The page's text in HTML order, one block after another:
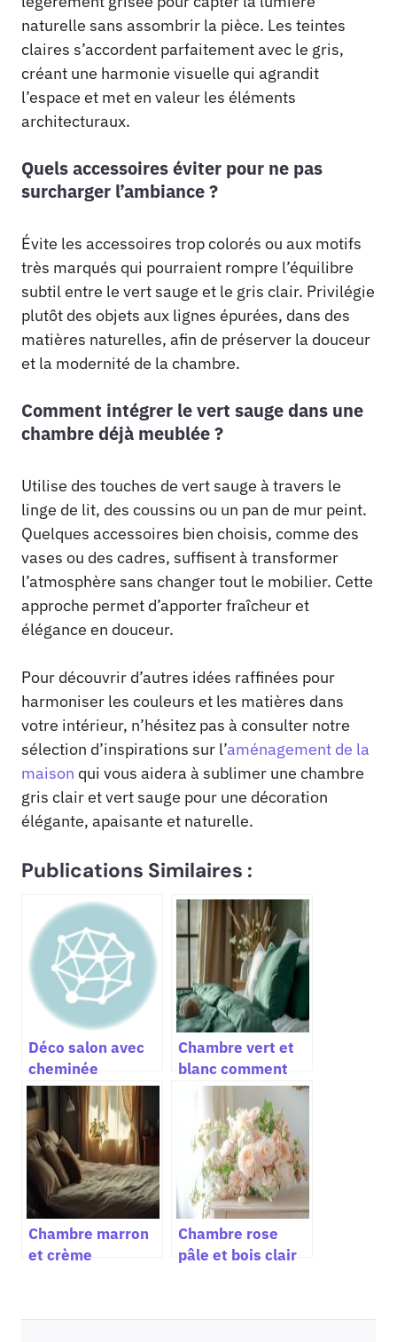
naturelle sans assombrir la pièce. Les teintes
claires s’accordent parfaitement avec le gris,
créant une harmonie visuelle qui agrandit
l’espace et met en valeur les éléments
architecturaux.
Quels accessoires éviter pour ne pas
surcharger l’ambiance ?
Évite les accessoires trop colorés ou aux motifs
très marqués qui pourraient rompre l’équilibre
subtil entre le vert sauge et le gris clair. Privilégie
plutôt des objets aux lignes épurées, dans des
matières naturelles, afin de préserver la douceur
et la modernité de la chambre.
Comment intégrer le vert sauge dans une
chambre déjà meublée ?
Utilise des touches de vert sauge à travers le
linge de lit, des coussins ou un pan de mur peint.
Quelques accessoires bien choisis, comme des
vases ou des cadres, suffisent à transformer
l’atmosphère sans changer tout le mobilier. Cette
approche permet d’apporter fraîcheur et
élégance en douceur.
Pour découvrir d’autres idées raffinées pour
harmoniser les couleurs et les matières dans
votre intérieur, n’hésitez pas à consulter notre
sélection d’inspirations sur l’aménagement de la
maison qui vous aidera à sublimer une chambre
gris clair et vert sauge pour une décoration
élégante, apaisante et naturelle.
Publications Similaires :
Déco salon avec
cheminée
comment réussir
une décoration
intérieure
chaleureuse et
design
Chambre vert et
blanc comment
créer une
ambiance
naturelle élégante
avec des
matériaux et
nuances adaptées
Chambre marron
et crème
élégante et
Chambre rose
pâle et bois clair
lumineuse pour un